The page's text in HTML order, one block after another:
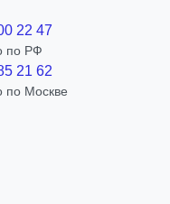
22 47
по РФ
21 62
по Москве